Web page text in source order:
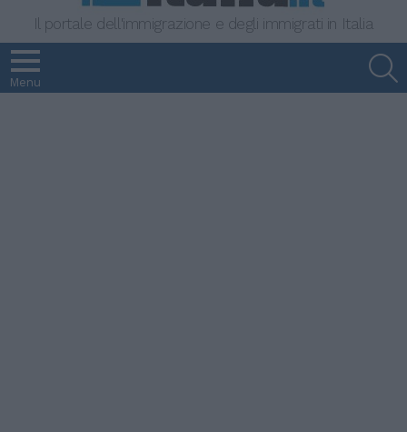
Il portale dell'immigrazione e degli immigrati in Italia
Menu